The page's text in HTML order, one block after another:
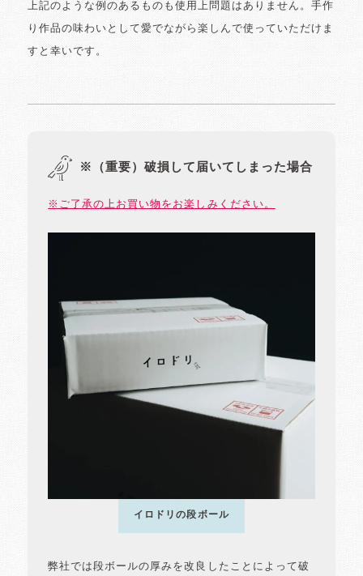
上記のような例のあるものも使用上問題はありません。手作
り作品の味わいとして愛でながら楽しんで使っていただけま
すと幸いです。
※（重要）破損して届いてしまった場合
※ご了承の上お買い物をお楽しみください。
イロドリの段ボール
弊社では段ボールの厚みを改良したことによって破